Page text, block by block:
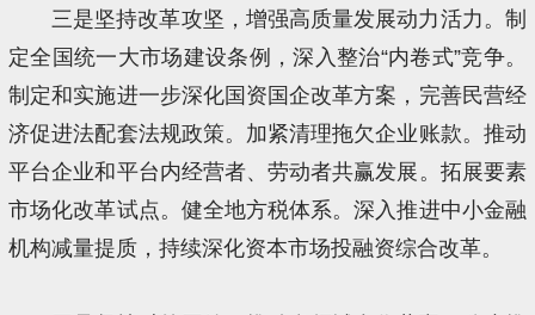
三是坚持改革攻坚，增强高质量发展动力活力。制
定全国统一大市场建设条例，深入整治“内卷式”竞争。
制定和实施进一步深化国资国企改革方案，完善民营经
济促进法配套法规政策。加紧清理拖欠企业账款。推动
平台企业和平台内经营者、劳动者共赢发展。拓展要素
市场化改革试点。健全地方税体系。深入推进中小金融
机构减量提质，持续深化资本市场投融资综合改革。